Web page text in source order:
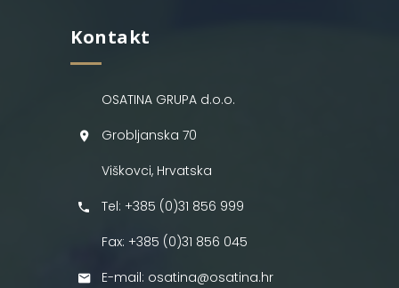
Kontakt
OSATINA GRUPA d.o.o.
Grobljanska 70
Viškovci, Hrvatska
Tel: +385 (0)31 856 999
Fax: +385 (0)31 856 045
E-mail: osatina@osatina.hr